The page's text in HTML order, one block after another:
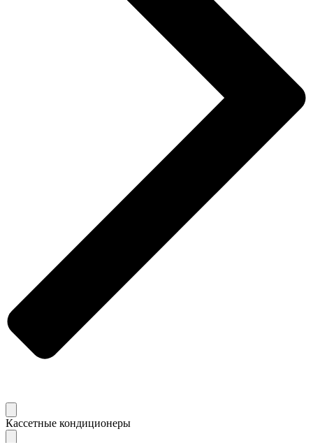
Кассетные кондиционеры